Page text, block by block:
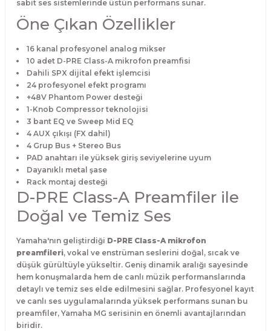
sabit ses sistemlerinde üstün performans sunar.
Öne Çıkan Özellikler
16 kanal profesyonel analog mikser
10 adet D-PRE Class-A mikrofon preamfisi
Dahili SPX dijital efekt işlemcisi
24 profesyonel efekt programı
+48V Phantom Power desteği
1-Knob Compressor teknolojisi
3 bant EQ ve Sweep Mid EQ
4 AUX çıkışı (FX dahil)
4 Grup Bus + Stereo Bus
PAD anahtarı ile yüksek giriş seviyelerine uyum
Dayanıklı metal şase
Rack montaj desteği
D-PRE Class-A Preamfiler ile
Doğal ve Temiz Ses
Yamaha'nın geliştirdiği D-PRE Class-A mikrofon
preamfileri, vokal ve enstrüman seslerini doğal, sıcak ve
düşük gürültüyle yükseltir. Geniş dinamik aralığı sayesinde
hem konuşmalarda hem de canlı müzik performanslarında
detaylı ve temiz ses elde edilmesini sağlar. Profesyonel kayıt
ve canlı ses uygulamalarında yüksek performans sunan bu
preamfiler, Yamaha MG serisinin en önemli avantajlarından
biridir.